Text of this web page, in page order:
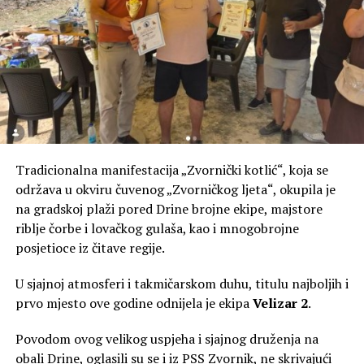
Tradicionalna manifestacija „Zvornički kotlić“, koja se
održava u okviru čuvenog „Zvorničkog ljeta“, okupila je
na gradskoj plaži pored Drine brojne ekipe, majstore
riblje čorbe i lovačkog gulaša, kao i mnogobrojne
posjetioce iz čitave regije.
U sjajnoj atmosferi i takmičarskom duhu, titulu najboljih i
prvo mjesto ove godine odnijela je ekipaVelizar 2.
Povodom ovog velikog uspjeha i sjajnog druženja na
obali Drine, oglasili su se i iz PSS Zvornik, ne skrivajući